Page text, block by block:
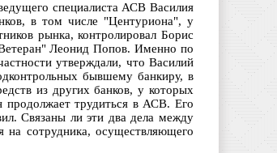
специалиста АСВ Василия
в том числе "Центуриона", у
рынка, контролировал Борис
Леонид Попов. Именно по
утверждали, что Василий
бывшему банкиру, в
из других банков, у которых
продолжает трудиться в АСВ. Его
Связаны ли эти два дела между
на сотрудника, осуществляющего